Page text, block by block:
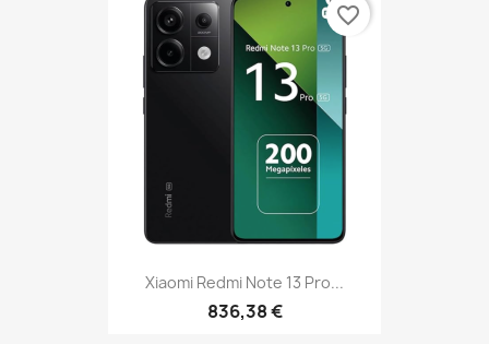
Xiaomi Redmi Note 13 Pro...
836,38 €
favorite_border